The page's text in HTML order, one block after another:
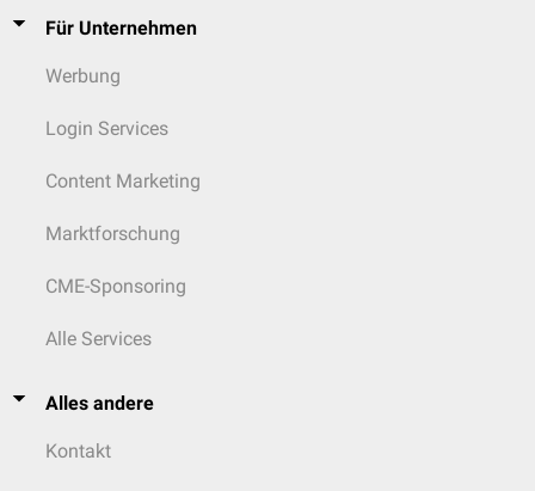
Für Unternehmen
Werbung
Login Services
Content Marketing
Marktforschung
CME-Sponsoring
Alle Services
Alles andere
Kontakt